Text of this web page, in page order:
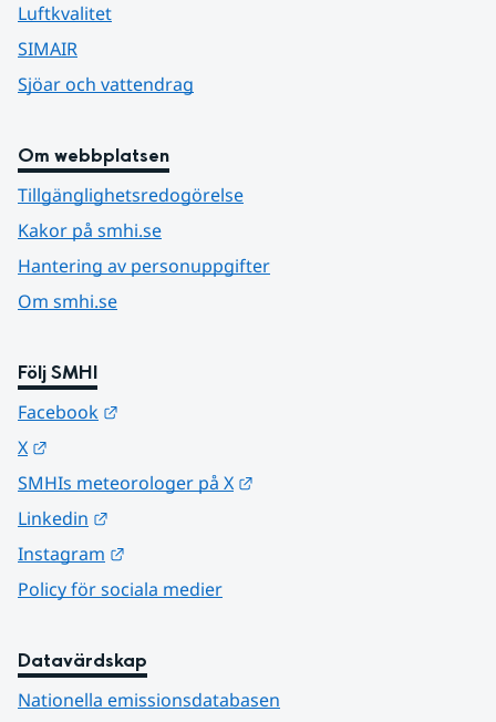
Luftkvalitet
SIMAIR
Sjöar och vattendrag
Om webbplatsen
Tillgänglighetsredogörelse
Kakor på smhi.se
Hantering av personuppgifter
Om smhi.se
Följ SMHI
Facebook
X
SMHIs meteorologer på X
Linkedin
Instagram
Policy för sociala medier
Datavärdskap
Nationella emissionsdatabasen